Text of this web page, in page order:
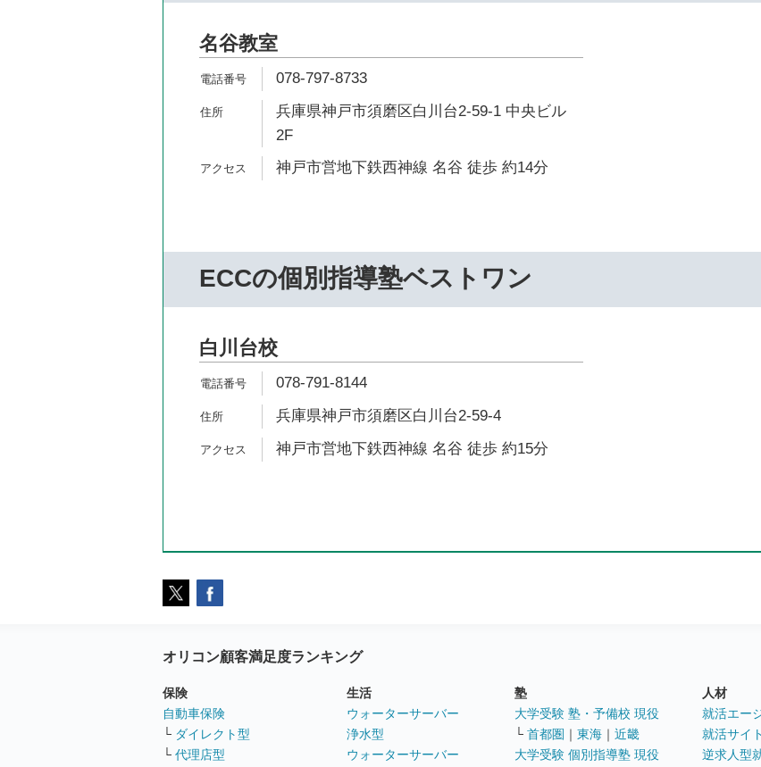
名谷教室
078-797-8733
兵庫県神戸市須磨区白川台2-59-1 中央ビル
2F
神戸市営地下鉄西神線 名谷 徒歩 約14分
ECCの個別指導塾ベストワン
白川台校
078-791-8144
兵庫県神戸市須磨区白川台2-59-4
神戸市営地下鉄西神線 名谷 徒歩 約15分
オリコン顧客満足度ランキング
保険
自動車保険
└ ダイレクト型
└ 代理店型
生活
ウォーターサーバー
浄水型
ウォーターサーバー
塾
大学受験 塾・予備校 現役
└ 首都圏 ｜ 東海 ｜ 近畿
大学受験 個別指導塾 現役
人材
就活エー
就活サイト
逆求人型